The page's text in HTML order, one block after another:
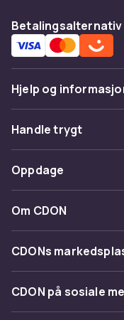
Betalingsalternativ
Hjelp og
Vanlige spørsmål
Spor pakke
Angre & returner her
Kontakt oss
Handle trygt
Betaling
Levering
Tilbakekallinger
Oppdage
Kategorier
Varemerker
Om CDON
Om oss
Kundeanmeldelser
Jobbe på CDON
CDONs
Merchant Help
CDON på sosiale